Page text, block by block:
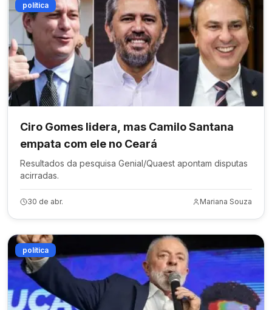
política
Ciro Gomes lidera, mas Camilo Santana
empata com ele no Ceará
Resultados da pesquisa Genial/Quaest apontam disputas
acirradas.
30 de abr. Mariana Souza
política